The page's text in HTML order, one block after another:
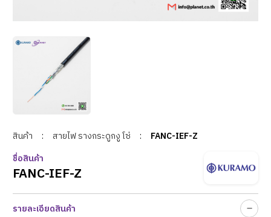
สินค้า : สายไฟ รางกระดูกงู โซ่ :
FANC-IEF-Z
ชื่อสินค้า
FANC-IEF-Z
รายละเอียดสินค้า